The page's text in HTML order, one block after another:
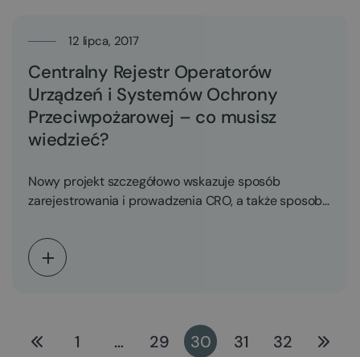
12 lipca, 2017
Centralny Rejestr Operatorów
Urządzeń i Systemów Ochrony
Przeciwpożarowej – co musisz
wiedzieć?
Nowy projekt szczegółowo wskazuje sposób
zarejestrowania i prowadzenia CRO, a także sposobu
1 … 29 30 31 32